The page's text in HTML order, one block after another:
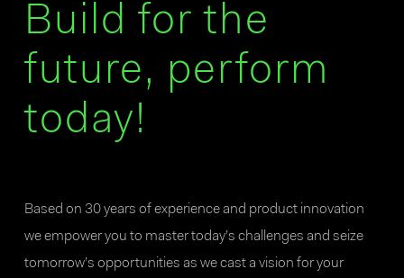
Build for the
future, perform
today!
Based on 30 years of experience and product innovation
we empower you to master today’s challenges and seize
tomorrow’s opportunities as we cast a vision for your